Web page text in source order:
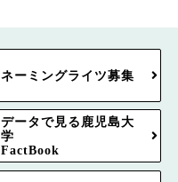
ネーミングライツ募集
データで見る鹿児島大
学
FactBook